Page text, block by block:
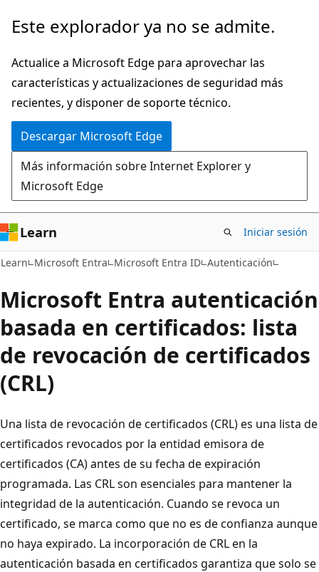
Ir
contenido
principal
Este explorador ya no se admite.
Actualice a Microsoft Edge para aprovechar las
características y actualizaciones de seguridad más
recientes, y disponer de soporte técnico.
Descargar Microsoft Edge
Más información sobre Internet Explorer y
Microsoft Edge
Learn Iniciar sesión
Learn Microsoft Entra Microsoft Entra ID Autenticación
Microsoft Entra autenticación
basada en certificados: lista
de revocación de certificados
(CRL)
Una lista de revocación de certificados (CRL) es una lista de
certificados revocados por la entidad emisora de
certificados (CA) antes de su fecha de expiración
programada. Las CRL son esenciales para mantener la
integridad de la autenticación. Cuando se revoca un
certificado, se marca como que no es de confianza aunque
no haya expirado. La incorporación de CRL en la
autenticación basada en certificados garantiza que solo se